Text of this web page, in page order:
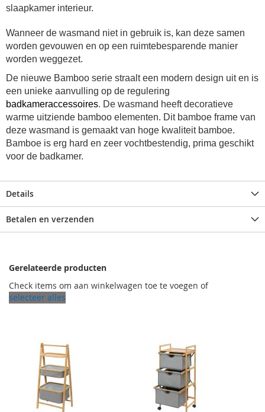
slaapkamer interieur.
Wanneer de wasmand niet in gebruik is, kan deze samen
worden gevouwen en op een ruimtebesparende manier
worden weggezet.
De nieuwe Bamboo serie straalt een modern design uit en is
een unieke aanvulling op de regulering
badkameraccessoires. De wasmand heeft decoratieve
warme uitziende bamboo elementen. Dit bamboe frame van
deze wasmand is gemaakt van hoge kwaliteit bamboe.
Bamboe is erg hard en zeer vochtbestendig, prima geschikt
voor de badkamer.
Details
Betalen en verzenden
Gerelateerde producten
Check items om aan winkelwagen toe te voegen of
selecteer alles